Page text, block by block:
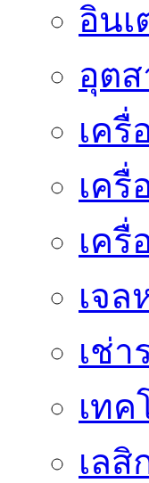
อินเ
อุต
เครื่
เค
เครื่
เจ
เช่า
เทค
เลสิ